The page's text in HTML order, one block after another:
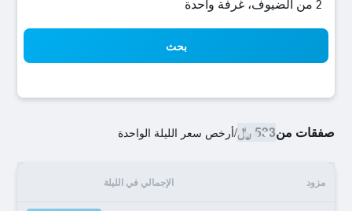
2 من الضيوف، غرفة واحدة
بحث
صفقات من533 ﷼ /أرخص سعر الليلة الواحدة
مزود الإجمالي في الليلة